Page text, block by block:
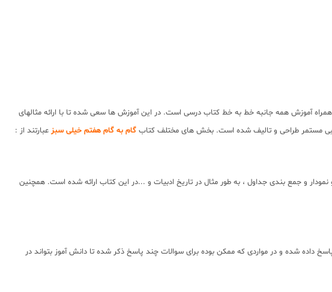
آموزش همه جانبه خط به خط کتاب درسی است. در این آموزش ها سعی شده تا با ارائه مثالهای
مستمر طراحی و تالیف شده است. بخش های مختلف کتاب گام به گام هفتم خیلی سبز عبارتند از :
و جمع بندی جداول ، به طور مثال در تاریخ ادبیات و ...در این کتاب ارائه شده است. همچنین
تمرین ها و فعالیت های کتاب های درسی به طور مفصل با متنی روان از تمارین و سوالات کتاب درسی مطابق با آخرین تغییرات کتاب درسی 1401 پاسخ داده شده و در مواردی که ممکن بوده برای سوالات چند پاسخ ذکر شده تا دانش آموز بتواند در